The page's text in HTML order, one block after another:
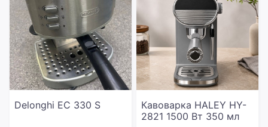
Delonghi EC 330 S
Кавоварка HALEY HY-
2821 1500 Вт 350 мл